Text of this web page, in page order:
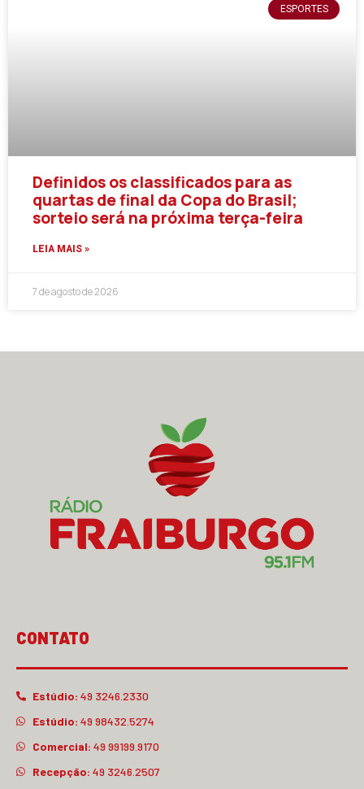
ESPORTES
Definidos os classificados para as
quartas de final da Copa do Brasil;
sorteio será na próxima terça-feira
LEIA MAIS »
7 de agosto de 2026
CONTATO
Estúdio: 49 3246.2330
Estúdio: 49 98432.5274
Comercial: 49 99199.9170
Recepção: 49 3246.2507